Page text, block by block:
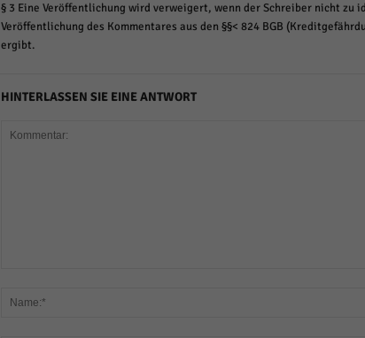
§ 3 Eine Veröffentlichung wird verweigert, wenn der Schreiber nicht zu
Veröffentlichung des Kommentares aus den §§< 824 BGB
ergibt.
HINTERLASSEN SIE EINE ANTWORT